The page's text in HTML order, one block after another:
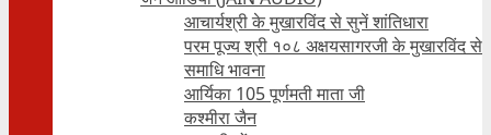
आचार्यश्री के मुखारविंद से सुनें शांतिधारा
परम पूज्य श्री १०८ अक्षयसागरजी के मुखारविंद से
समाधि भावना
आर्यिका 105 पूर्णमती माता जी
कश्मीरा जैन